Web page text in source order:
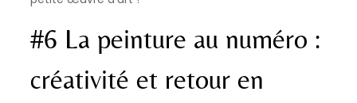
#6 La peinture au numéro :
créativité et retour en